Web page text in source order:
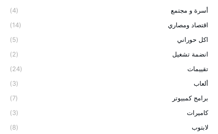
أسرة و مجتمع
(4)
اقتصاد ومصاري
(14)
اكل حوراني
(5)
انضمة تشغيل
(2)
تقييمات
(24)
ألعاب
(3)
برامج كمبيوتر
(7)
كاميرات
(3)
لابتوب
(8)